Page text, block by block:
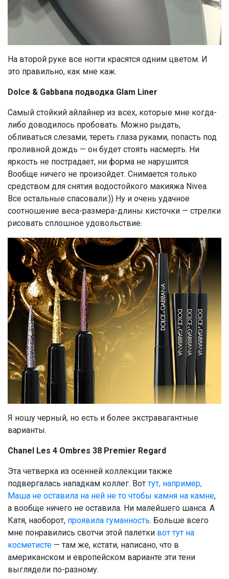
На второй руке все ногти красятся одним цветом. И
это правильно, как мне каж.
Dolce & Gabbana подводка Glam Liner
Cамый стойкий айлайнер из всех, которые мне когда-
либо доводилось пробовать. Можно рыдать,
обливаться слезами, тереть глаза руками, попасть под
проливной дождь — он будет стоять насмерть. Ни
яркость не пострадает, ни форма не нарушится.
Вообще ничего не произойдет. Снимается только
средством для снятия водостойкого макияжа Nivea.
Все остальные спасовали:)) Ну и очень удачное
соотношение веса-размера-длины кисточки — стрелки
рисовать сплошное удовольствие.
Я ношу черный, но есть и более экстравагантные
варианты.
Chanel Les 4 Ombres 38 Premier Regard
Эта четверка из осенней коллекции также
подвергалась нападкам коллег. Воттут, например,
Маша не оставила на ней не то чтобы камня на камне,
а вообще ничего не оставила. Ни малейшего шанса. А
Катя, наоборот, проявила гуманность. Больше всего
мне понравились свотчи этой палетки вот тут на
косметисте — там же, кстати, написано, что в
американском и европейском варианте эти тени
выглядели по-разному.